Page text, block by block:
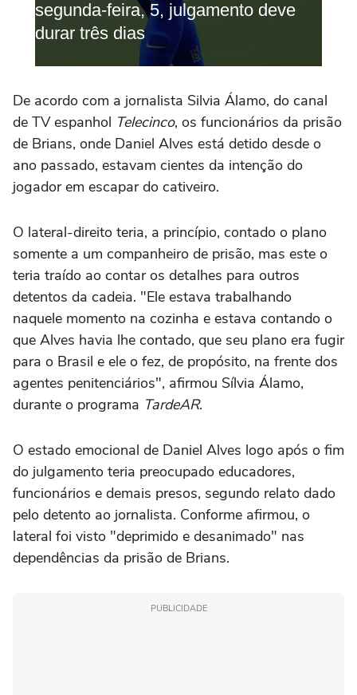
De acordo com a jornalista Silvia Álamo, do canal
de TV espanhol Telecinco, os funcionários da prisão
de Brians, onde Daniel Alves está detido desde o
ano passado, estavam cientes da intenção do
jogador em escapar do cativeiro.
O lateral-direito teria, a princípio, contado o plano
somente a um companheiro de prisão, mas este o
teria traído ao contar os detalhes para outros
detentos da cadeia. "Ele estava trabalhando
naquele momento na cozinha e estava contando o
que Alves havia lhe contado, que seu plano era fugir
para o Brasil e ele o fez, de propósito, na frente dos
agentes penitenciários", afirmou Sílvia Álamo,
durante o programa TardeAR.
O estado emocional de Daniel Alves logo após o fim
do julgamento teria preocupado educadores,
funcionários e demais presos, segundo relato dado
pelo detento ao jornalista. Conforme afirmou, o
lateral foi visto "deprimido e desanimado" nas
dependências da prisão de Brians.
PUBLICIDADE